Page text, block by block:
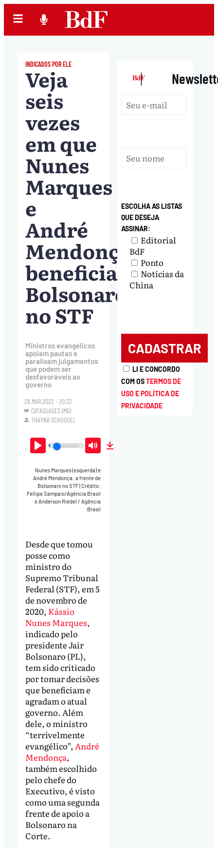
INDICADOS POR ELE
Veja
seis
vezes
em que
Nunes
Marques
e
André
Mendonça
beneficiaram
Bolsonaro
no STF
Ministros evangélicos
apoiam pautas e
paralisam julgamentos
que podem ser
desfavoráveis ao
governo
28.MAR.2022 - 20:32
CATAGUASES (MG)
THAYNÁ SCHUQUEL
Play Mute
Nunes Marques (esquerda) e
André Mendonça: a frente de
Bolsonaro no STF|Crédito:
Fellipe Sampaio/Agência Brasil
e Anderson Riedel / Agência
Brasil
Desde que tomou
posse como
ministro do
Supremo Tribunal
Federal (STF), em 5
de novembro de
2020, Kássio
Nunes Marques,
indicado pelo
presidente Jair
Bolsonaro (PL),
tem sido criticado
por tomar decisões
que beneficiam e
agradam o atual
governo. Além
dele, o ministro
“terrivelmente
evangélico”, André
Mendonça,
também escolhido
pelo chefe do
Executivo, é visto
como uma segunda
frente de apoio a
Bolsonaro na
Corte.
|
ESCOLHA AS LISTAS
QUE DESEJA
ASSINAR:
Editorial
BdF
Ponto
Notícias da
China
LI E CONCORDO
COM OSTERMOS DE
USO E POLÍTICA DE
PRIVACIDADE